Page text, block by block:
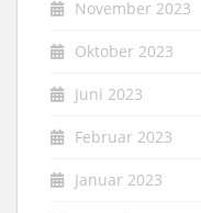
November 2023
Oktober 2023
Juni 2023
Februar 2023
Januar 2023